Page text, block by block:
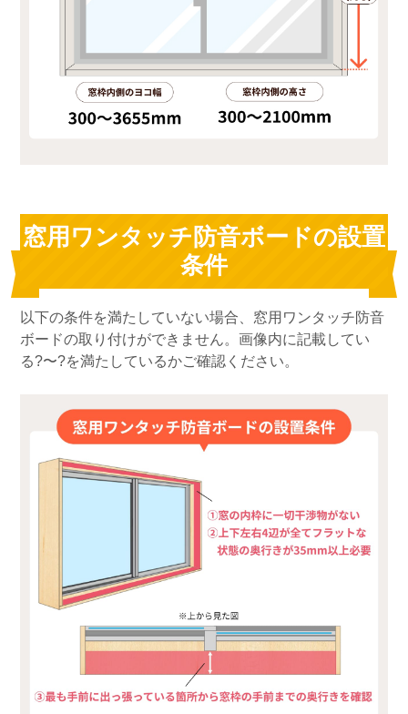
窓用ワンタッチ防音ボードの設置
条件
以下の条件を満たしていない場合、窓用ワンタッチ防音
ボードの取り付けができません。画像内に記載してい
る?〜?を満たしているかご確認ください。